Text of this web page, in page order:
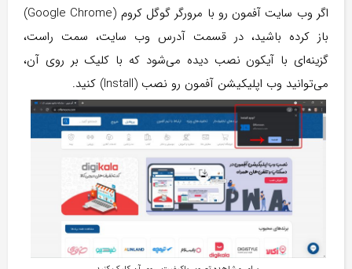
اگر وب سایت آفمون رو با مرورگر گوگل کروم (Google Chrome)
باز کرده باشید، در قسمت آدرس وب سایت، سمت راست،
گزینه‌ای با آیکون نصب دیده می‌شود که با کلیک بر روی آن،
می‌توانید وب اپلیکیشن آفمون رو نصب (Install) کنید.